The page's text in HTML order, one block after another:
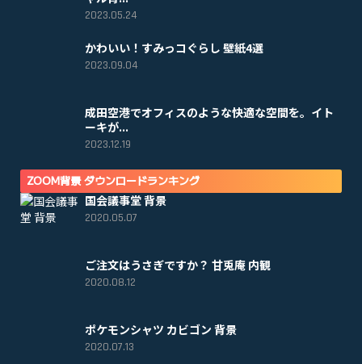
2023.05.24
かわいい！すみっコぐらし 壁紙4選
2023.09.04
成田空港でオフィスのような快適な空間を。イト
ーキが...
2023.12.19
ZOOM背景 ダウンロードランキング
国会議事堂 背景
2020.05.07
ご注文はうさぎですか？ 甘兎庵 内観
2020.08.12
ポケモンシャツ カビゴン 背景
2020.07.13